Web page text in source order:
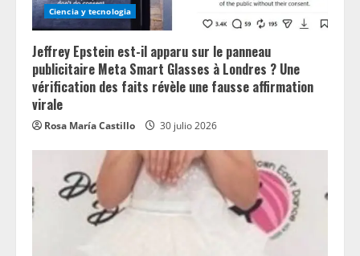
Ciencia y tecnologia
Jeffrey Epstein est-il apparu sur le panneau
publicitaire Meta Smart Glasses à Londres ? Une
vérification des faits révèle une fausse affirmation
virale
Rosa María Castillo 30 julio 2026